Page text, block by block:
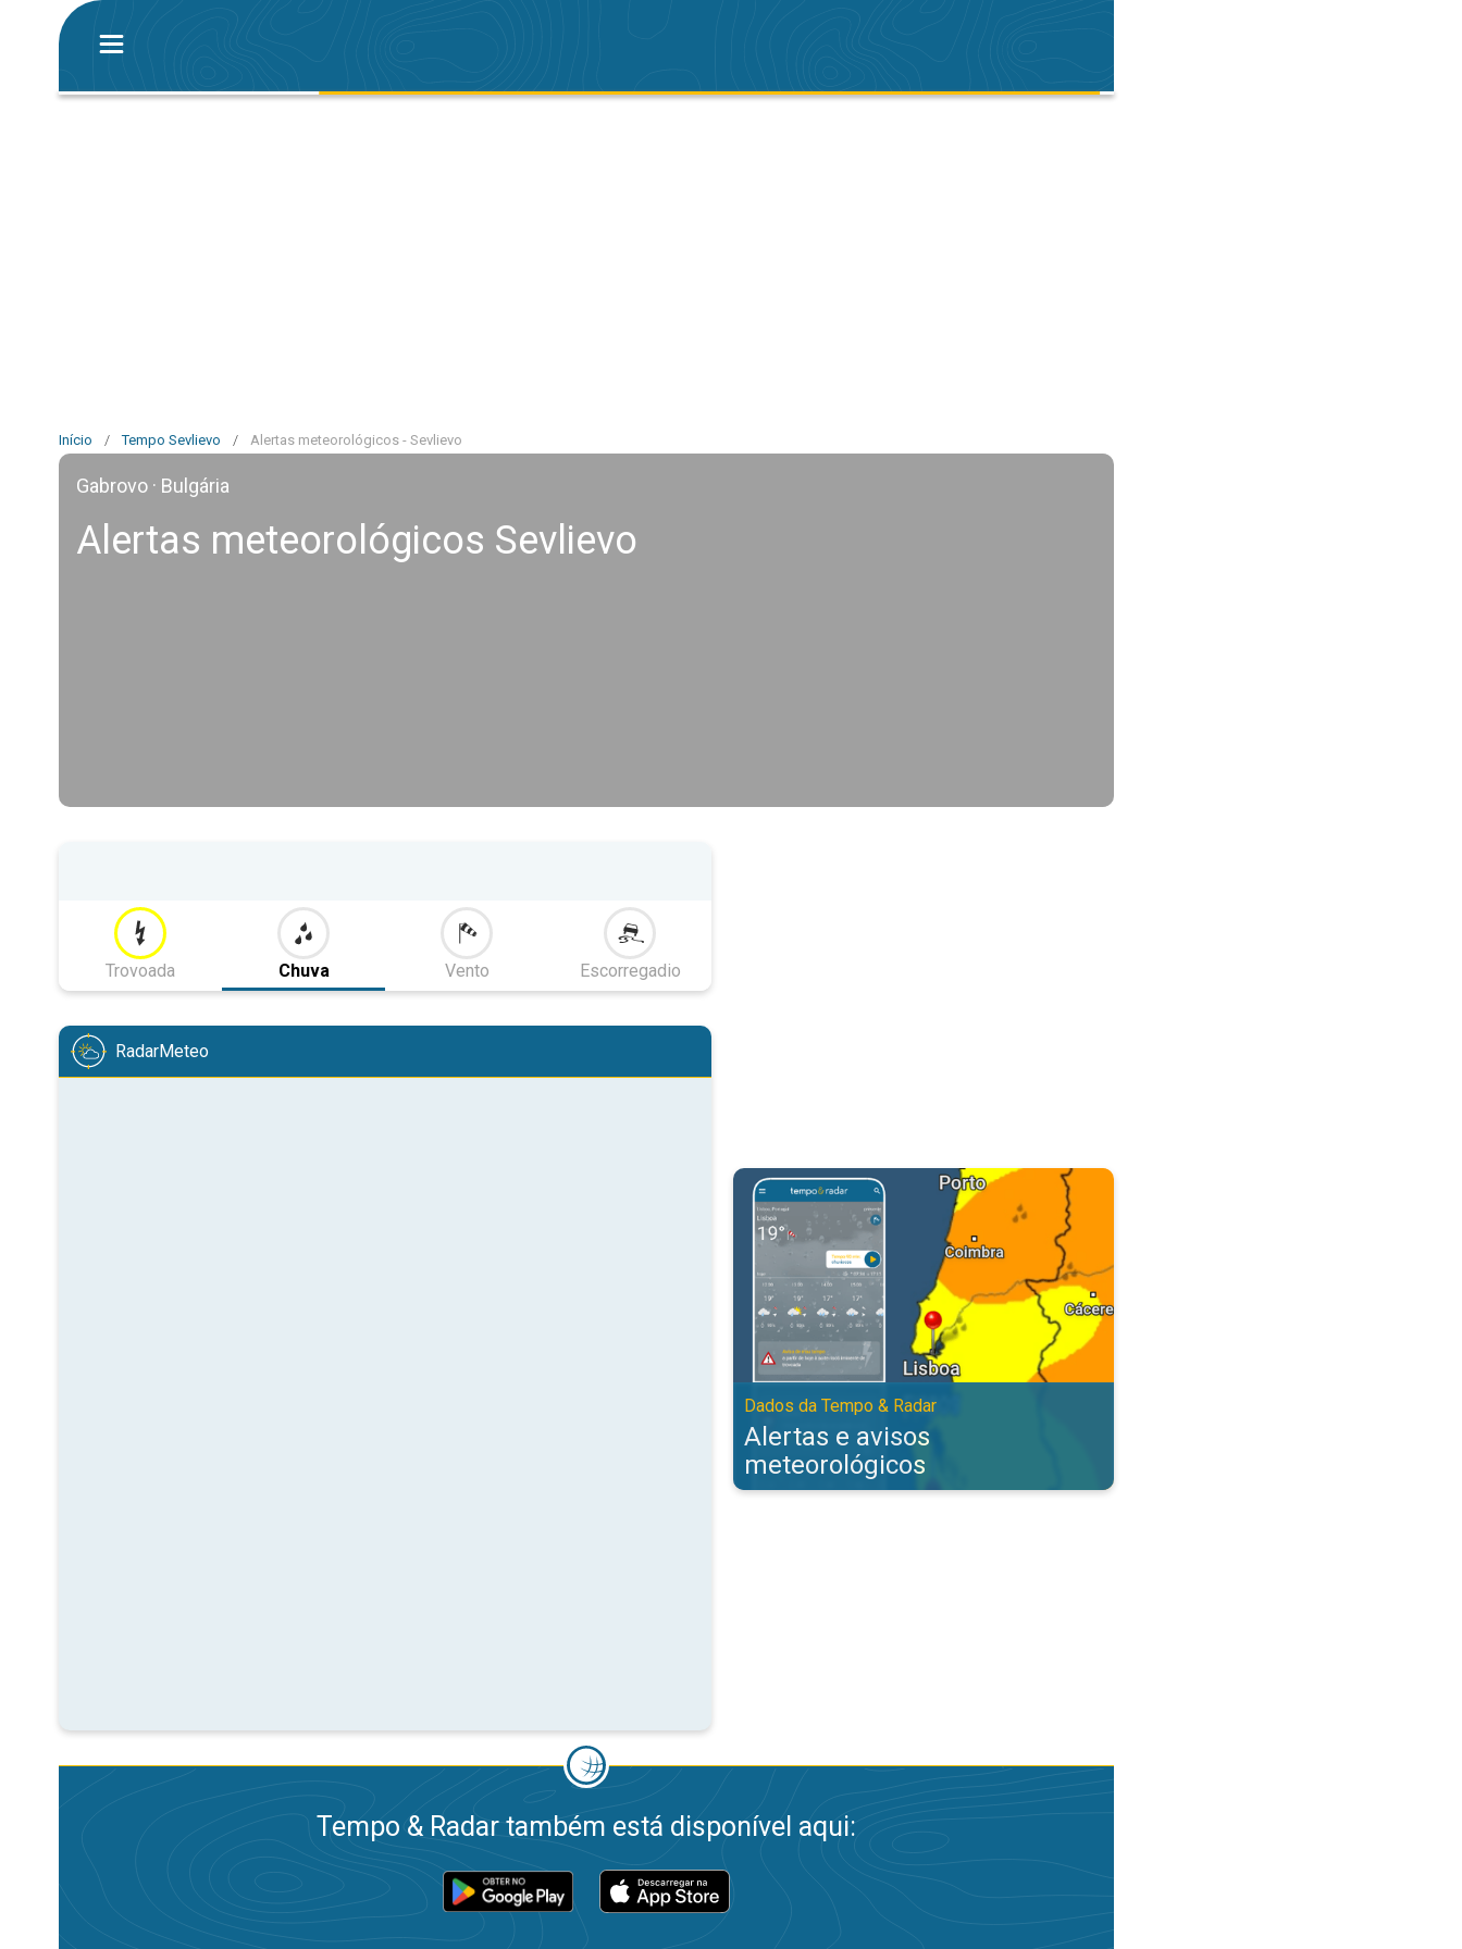
Início / Tempo Sevlievo / Alertas meteorológicos - Sevlievo
Gabrovo · Bulgária
Alertas meteorológicos Sevlievo
Trovoada Chuva Vento Escorregadio
RadarMeteo
Alertas e avisos meteorológicos. Dados da Tempo & Radar. . .
Dados da Tempo & Radar
Alertas e avisos
meteorológicos
Tempo & Radar também está disponível aqui: